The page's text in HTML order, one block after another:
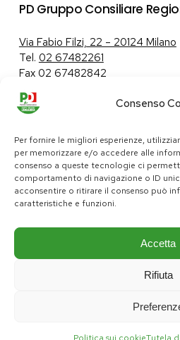
Consenso
Per fornire le migliori esperienze,
per memorizzare e/o accedere alle
consenso a queste tecnologie ci
comportamento di navigazione o ID
acconsentire o ritirare il consenso può
caratteristiche e funzioni.
Accetta
Rifiuta
PD Gruppo Consiliare
Via Fabio Filzi, 22 – 20124 Milano
Tel. 02 67482261
Fax 02 67482842
Tutela dei dati personali|
pd@consiglio.regione.lombardia.it
Pagine Facebook Gruppo Consiliare PD LombardiaPagina Messenger Gruppo Consiliare PD LombardiaPagina Instagram Gruppo PD LombardiaPagina Youtube Gruppo